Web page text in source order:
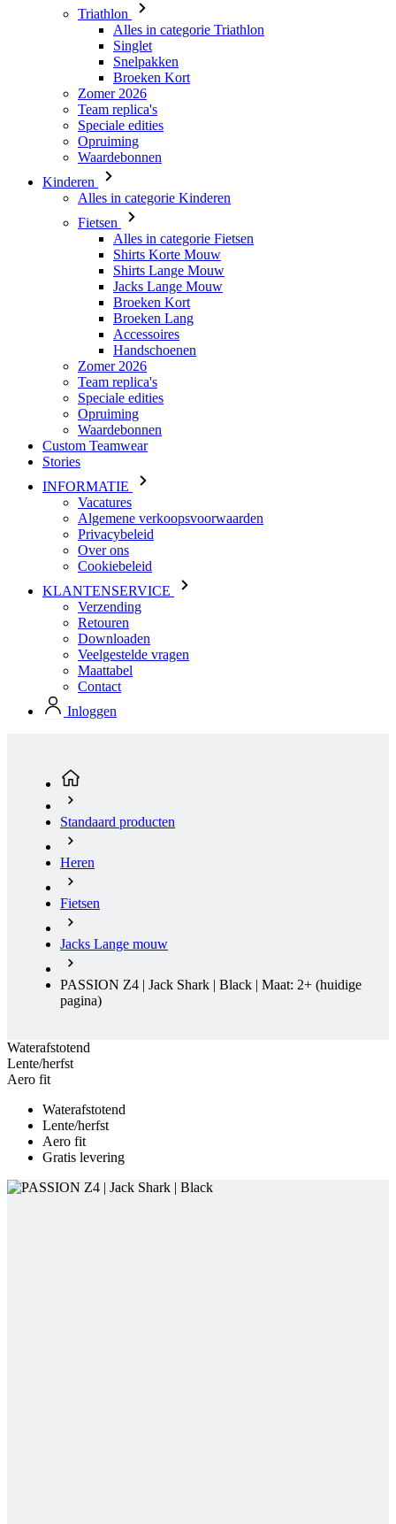
Zomer 2026
Team replica's
Speciale edities
Opruiming
Waardebonnen
Kinderen
Alles in categorie Kinderen
Fietsen
Alles in categorie Fietsen
Shirts Lange Mouw
Jacks Lange Mouw
Broeken Kort
Broeken Lang
Accessoires
Handschoenen
Zomer 2026
Team replica's
Speciale edities
Opruiming
Waardebonnen
Custom Teamwear
Stories
INFORMATIE
Vacatures
Algemene verkoopsvoorwaarden
Privacybeleid
Cookiebeleid
KLANTENSERVICE
Verzending
Retouren
Downloaden
Veelgestelde vragen
Maattabel
Contact
Inloggen
Heren
Fietsen
Jacks Lange mouw
PASSION Z4 | Jack Shark | Black | Maat: 2+
pagina)
Waterafstotend
Lente/herfst
Lente/herfst
Aero fit
Gratis levering